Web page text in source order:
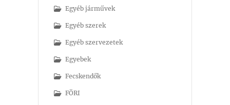
Egyéb járművek
Egyéb szerek
Egyéb szervezetek
Egyebek
Fecskendők
FÖRI